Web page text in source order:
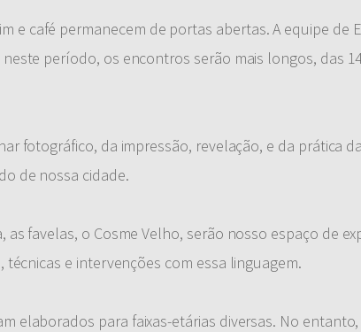
e café permanecem de portas abertas. A equipe de
período, os encontros serão mais longos, das
fotográfico, da impressão, revelação, e da prática
de nossa cidade.
as favelas, o Cosme Velho, serão nosso espaço de
e intervenções com essa linguagem.
elaborados para faixas-etárias diversas. No